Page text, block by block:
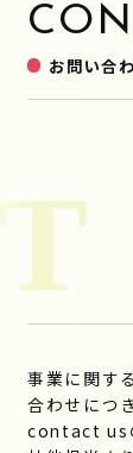
お問い合
事業に関す
合わせにつ
contact us